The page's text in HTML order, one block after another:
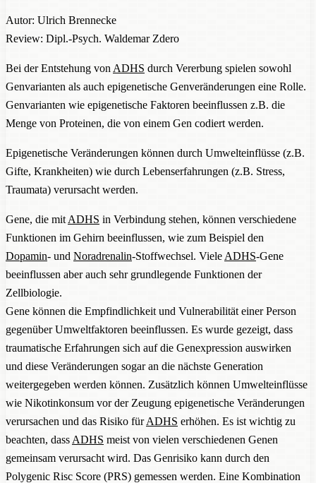
Autor: Ulrich Brennecke
Review: Dipl.-Psych. Waldemar Zdero
Bei der Entstehung von ADHS durch Vererbung spielen sowohl
Genvarianten als auch epigenetische Genveränderungen eine Rolle.
Genvarianten wie epigenetische Faktoren beeinflussen z.B. die
Menge von Proteinen, die von einem Gen codiert werden.
Epigenetische Veränderungen können durch Umwelteinflüsse (z.B.
Gifte, Krankheiten) wie durch Lebenserfahrungen (z.B. Stress,
Traumata) verursacht werden.
Gene, die mit ADHS in Verbindung stehen, können verschiedene
Funktionen im Gehirn beeinflussen, wie zum Beispiel den
Dopamin- und Noradrenalin-Stoffwechsel. Viele ADHS-Gene
beeinflussen aber auch sehr grundlegende Funktionen der
Zellbiologie.
Gene können die Empfindlichkeit und Vulnerabilität einer Person
gegenüber Umweltfaktoren beeinflussen. Es wurde gezeigt, dass
traumatische Erfahrungen sich auf die Genexpression auswirken
und diese Veränderungen sogar an die nächste Generation
weitergegeben werden können. Zusätzlich können Umwelteinflüsse
wie Nikotinkonsum vor der Zeugung epigenetische Veränderungen
verursachen und das Risiko fürADHS erhöhen. Es ist wichtig zu
beachten, dass ADHS meist von vielen verschiedenen Genen
gemeinsam verursacht wird. Das Genrisiko kann durch den
Polygenic Risc Score (PRS) gemessen werden. Eine Kombination